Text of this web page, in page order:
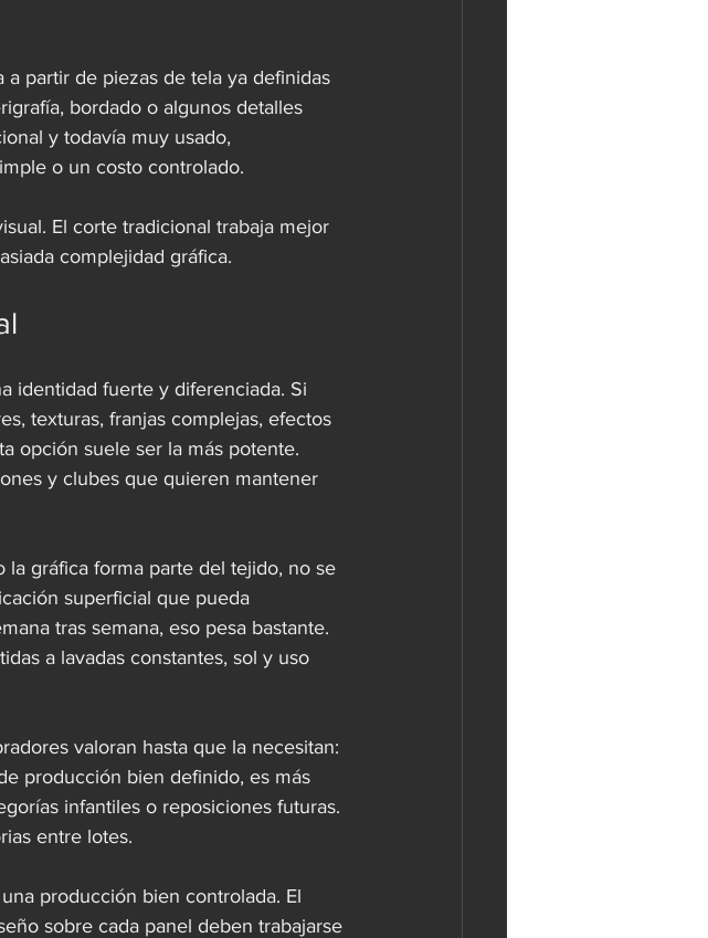
partir de piezas de tela ya definidas
bordado o algunos detalles
y todavía muy usado,
o un costo controlado.
El corte tradicional trabaja mejor
complejidad gráfica.
identidad fuerte y diferenciada. Si
texturas, franjas complejas, efectos
opción suele ser la más potente.
y clubes que quieren mantener
gráfica forma parte del tejido, no se
superficial que pueda
tras semana, eso pesa bastante.
a lavadas constantes, sol y uso
valoran hasta que la necesitan:
producción bien definido, es más
infantiles o reposiciones futuras.
entre lotes.
producción bien controlada. El
sobre cada panel deben trabajarse